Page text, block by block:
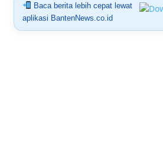
Baca berita lebih cepat lewat
aplikasi BantenNews.co.id